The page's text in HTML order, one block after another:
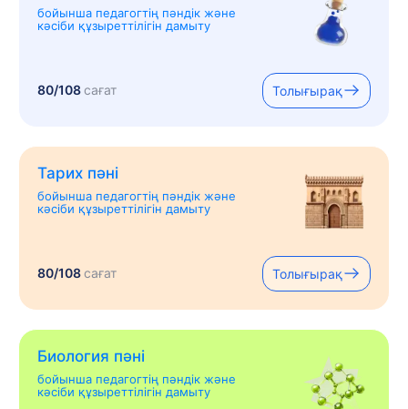
бойынша педагогтің пәндік және
кәсіби құзыреттілігін дамыту
80/108сағат Толығырақ
Тарих пәні
бойынша педагогтің пәндік және
кәсіби құзыреттілігін дамыту
80/108сағат Толығырақ
Биология пәні
бойынша педагогтің пәндік және
кәсіби құзыреттілігін дамыту